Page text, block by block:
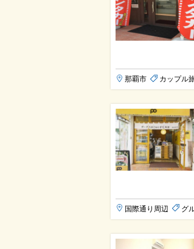
那覇市 カップル
国際通り周辺 グ